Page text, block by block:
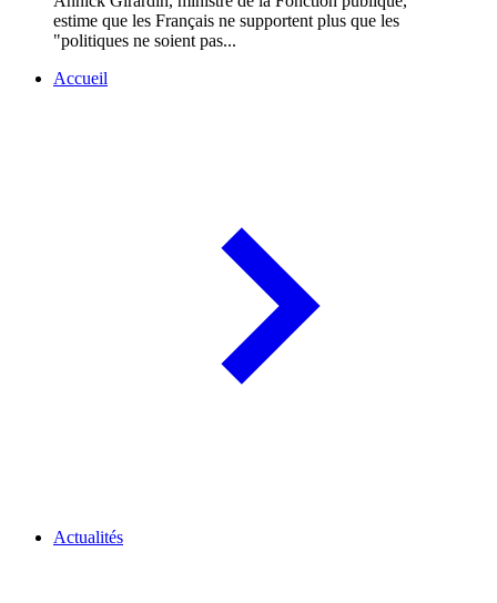
estime que les Français ne supportent plus que les
"politiques ne soient pas...
Accueil
Actualités